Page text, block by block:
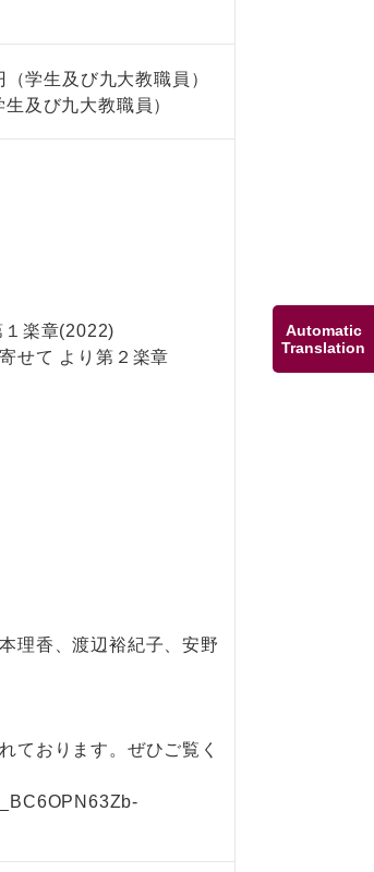
Automatic
Translation
生及び九大教職員）
及び九大教職員）
１楽章(2022)
せて より第２楽章
理香、渡辺裕紀子、安野
ております。ぜひご覧く